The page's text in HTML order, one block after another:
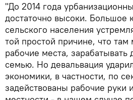
"До 2014 года
достаточно высоки. Большое
сельского населения
той простой причине, что
рабочие места, зарабатывать
семью. Но девальвация
экономики, в частности, по
задействованы рабочие руки